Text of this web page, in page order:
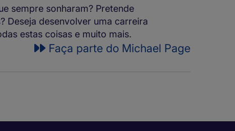
sempre sonharam? Pretende
Deseja desenvolver uma carreira
estas coisas e muito mais.
Faça parte do Michael Page